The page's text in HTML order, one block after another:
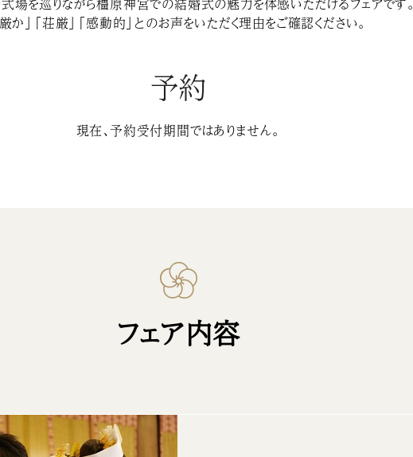
か」「荘厳」「感動的」とのお声をいただく理由をご確認ください。
予約
現在、予約受付期間ではありません。
フェア内容